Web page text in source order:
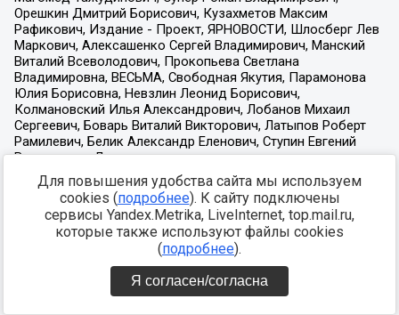
Для повышения удобства сайта мы используем
cookies (подробнее). К сайту подключены
сервисы Yandex.Metrika, LiveInternet, top.mail.ru,
которые также используют файлы cookies
(подробнее).
Я согласен/согласна